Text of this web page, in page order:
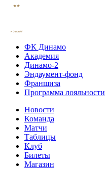
ФК Динамо
Академия
Динамо-2
Эндаумент-фонд
Франшиза
Программа лояльности
Новости
Команда
Матчи
Таблицы
Клуб
Билеты
Магазин